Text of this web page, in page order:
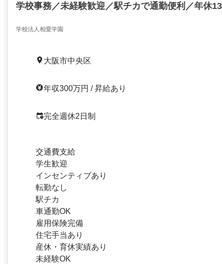
学校事務／未経験歓迎／駅チカで通勤便利／年休
学校法人相愛学園
大阪市中央区
年収300万円 / 昇給あり
完全週休2日制
交通費支給
学生歓迎
インセンティブあり
転勤なし
駅チカ
車通勤OK
雇用保険完備
住宅手当あり
産休・育休実績あり
未経験OK